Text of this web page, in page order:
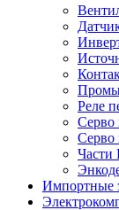
Реле
Серво
Серво
Части
Импортные